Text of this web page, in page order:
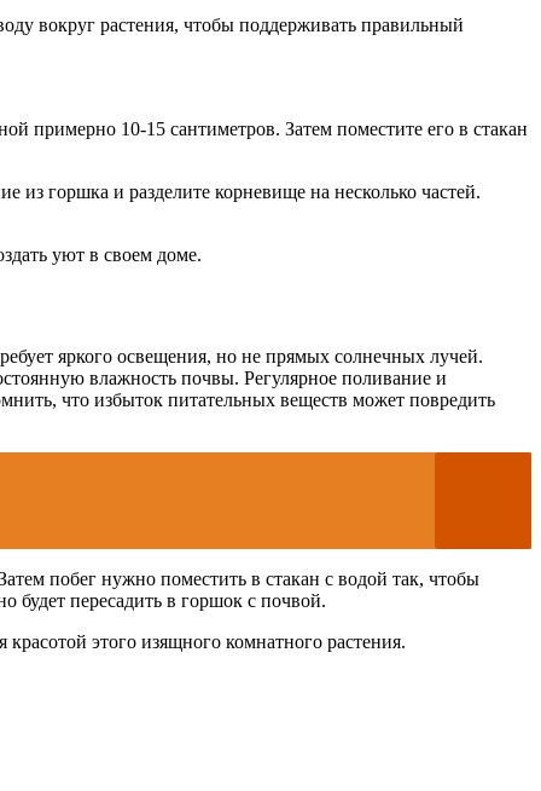
вокруг растения, чтобы поддерживать правильный
примерно 10-15 сантиметров. Затем поместите его в стакан
из горшка и разделите корневище на несколько частей.
уют в своем доме.
яркого освещения, но не прямых солнечных лучей.
влажность почвы. Регулярное поливание и
что избыток питательных веществ может повредить
побег нужно поместить в стакан с водой так, чтобы
будет пересадить в горшок с почвой.
этого изящного комнатного растения.